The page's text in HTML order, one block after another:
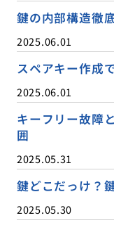
鍵の内部構造徹
2025.06.01
スペアキー作成
2025.06.01
キーフリー故障
囲
2025.05.31
鍵どこだっけ？
2025.05.30